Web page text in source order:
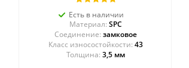
Есть в наличии
Материал: SPC
Соединение: замковое
43
Толщина: 3,5 мм